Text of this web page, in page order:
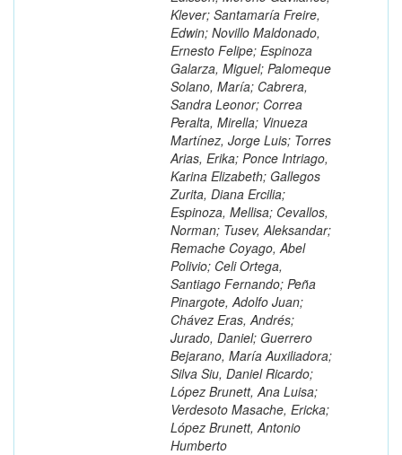
Klever; Santamaría Freire,
Edwin; Novillo Maldonado,
Ernesto Felipe; Espinoza
Galarza, Miguel; Palomeque
Solano, María; Cabrera,
Sandra Leonor; Correa
Peralta, Mirella; Vinueza
Martínez, Jorge Luis; Torres
Arias, Erika; Ponce Intriago,
Karina Elizabeth; Gallegos
Zurita, Diana Ercilia;
Espinoza, Mellisa; Cevallos,
Norman; Tusev, Aleksandar;
Remache Coyago, Abel
Polivio; Celi Ortega,
Santiago Fernando; Peña
Pinargote, Adolfo Juan;
Chávez Eras, Andrés;
Jurado, Daniel; Guerrero
Bejarano, María Auxiliadora;
Silva Siu, Daniel Ricardo;
López Brunett, Ana Luisa;
Verdesoto Masache, Ericka;
López Brunett, Antonio
Humberto